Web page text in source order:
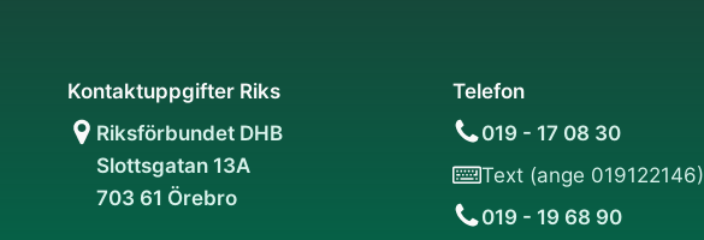
Kontaktuppgifter Riks
Riksförbundet DHB
Slottsgatan 13A
703 61 Örebro
Telefon
019 - 17 08 30
Text (ange 019122146)
019 - 19 68 90